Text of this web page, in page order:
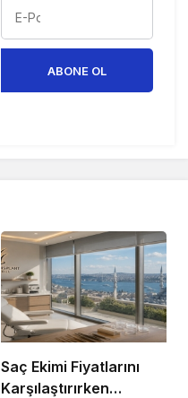
ABONE OL
Saç Ekimi Fiyatlarını
Karşılaştırırken